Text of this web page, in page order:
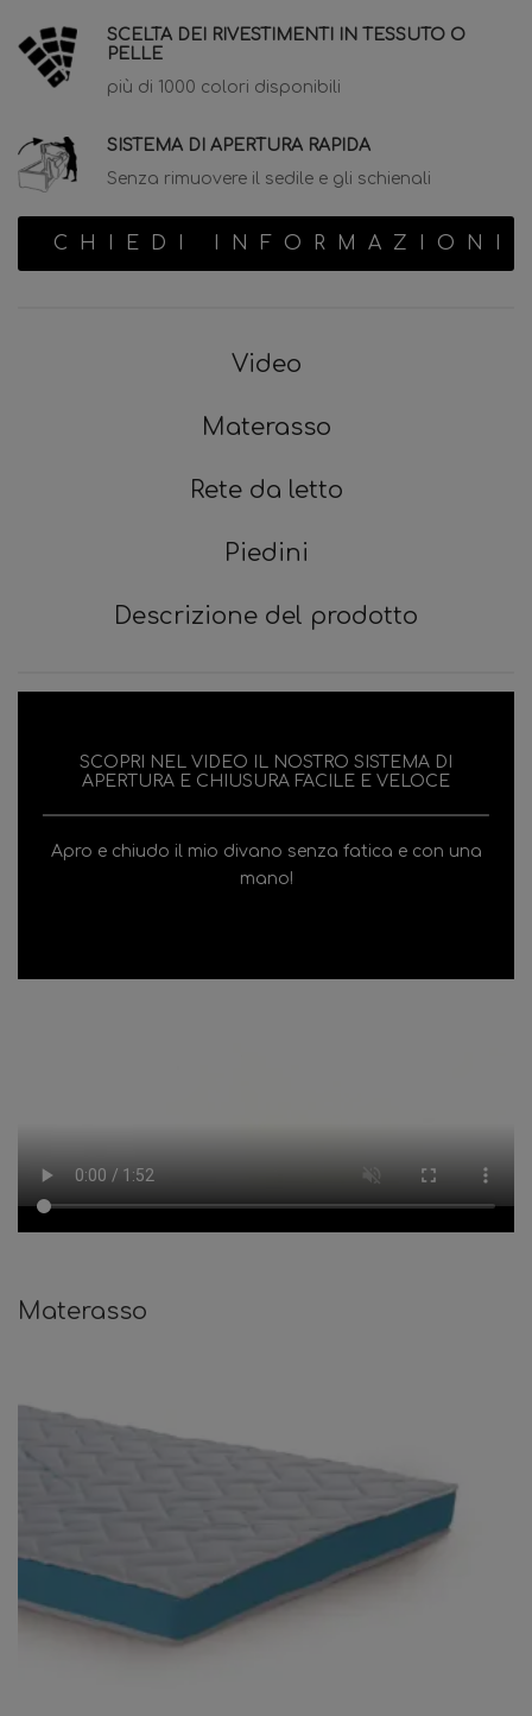
SCELTA DEI RIVESTIMENTI IN TESSUTO O
PELLE
più di 1000 colori disponibili
SISTEMA DI APERTURA RAPIDA
Senza rimuovere il sedile e gli schienali
CHIEDI INFORMAZIONI
Video
Materasso
Rete da letto
Piedini
Descrizione del prodotto
SCOPRI NEL VIDEO IL NOSTRO SISTEMA DI
APERTURA E CHIUSURA FACILE E VELOCE
Apro e chiudo il mio divano senza fatica e con una
mano!
Materasso